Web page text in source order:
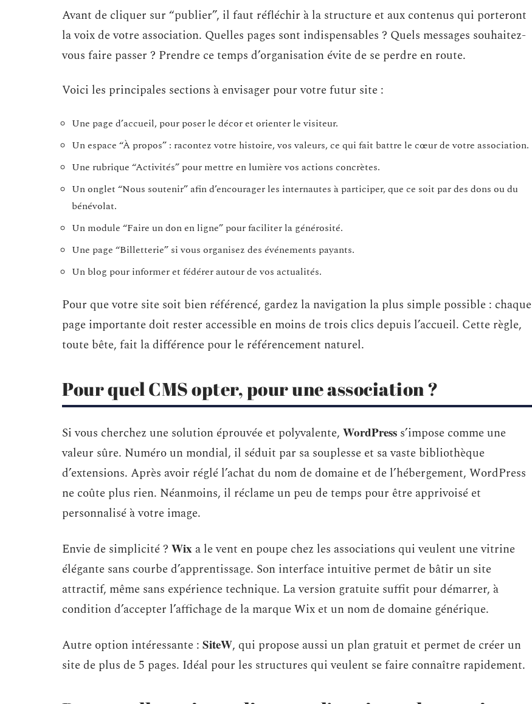
Avant de cliquer sur “publier”, il faut réfléchir à la structure et aux contenus qui porteront
la voix de votre association. Quelles pages sont indispensables ? Quels messages souhaitez-
vous faire passer ? Prendre ce temps d’organisation évite de se perdre en route.
Voici les principales sections à envisager pour votre futur site :
Une page d’accueil, pour poser le décor et orienter le visiteur.
Un espace “À propos” : racontez votre histoire, vos valeurs, ce qui fait battre le cœur de votre association.
Une rubrique “Activités” pour mettre en lumière vos actions concrètes.
Un onglet “Nous soutenir” afin d’encourager les internautes à participer, que ce soit par des dons ou du
bénévolat.
Un module “Faire un don en ligne” pour faciliter la générosité.
Une page “Billetterie” si vous organisez des événements payants.
Un blog pour informer et fédérer autour de vos actualités.
Pour que votre site soit bien référencé, gardez la navigation la plus simple possible : chaque
page importante doit rester accessible en moins de trois clics depuis l’accueil. Cette règle,
toute bête, fait la différence pour le référencement naturel.
Pour quel CMS opter, pour une association ?
Si vous cherchez une solution éprouvée et polyvalente, WordPress s’impose comme une
valeur sûre. Numéro un mondial, il séduit par sa souplesse et sa vaste bibliothèque
d’extensions. Après avoir réglé l’achat du nom de domaine et de l’hébergement, WordPress
ne coûte plus rien. Néanmoins, il réclame un peu de temps pour être apprivoisé et
personnalisé à votre image.
Envie de simplicité ? Wix a le vent en poupe chez les associations qui veulent une vitrine
élégante sans courbe d’apprentissage. Son interface intuitive permet de bâtir un site
attractif, même sans expérience technique. La version gratuite suffit pour démarrer, à
condition d’accepter l’affichage de la marque Wix et un nom de domaine générique.
Autre option intéressante : SiteW, qui propose aussi un plan gratuit et permet de créer un
site de plus de 5 pages. Idéal pour les structures qui veulent se faire connaître rapidement.